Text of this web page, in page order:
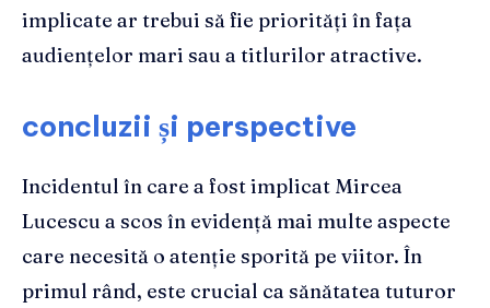
implicate ar trebui să fie priorități în fața
audiențelor mari sau a titlurilor atractive.
concluzii și perspective
Incidentul în care a fost implicat Mircea
Lucescu a scos în evidență mai multe aspecte
care necesită o atenție sporită pe viitor. În
primul rând, este crucial ca sănătatea tuturor